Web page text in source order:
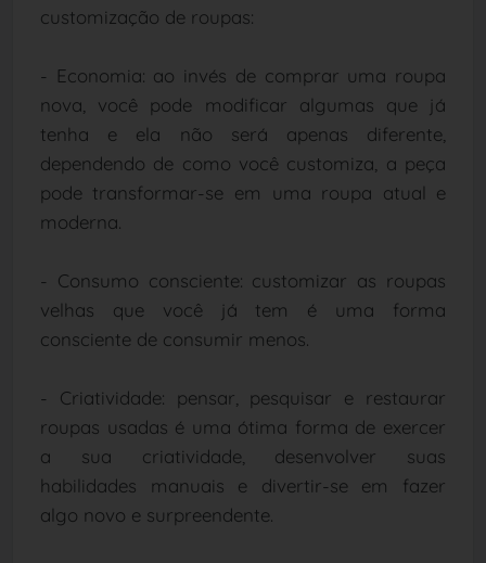
customização de roupas:
- Economia: ao invés de comprar uma roupa
nova, você pode modificar algumas que já
tenha e ela não será apenas diferente,
dependendo de como você customiza, a peça
pode transformar-se em uma roupa atual e
moderna.
- Consumo consciente: customizar as roupas
velhas que você já tem é uma forma
consciente de consumir menos.
- Criatividade: pensar, pesquisar e restaurar
roupas usadas é uma ótima forma de exercer
a sua criatividade, desenvolver suas
habilidades manuais e divertir-se em fazer
algo novo e surpreendente.